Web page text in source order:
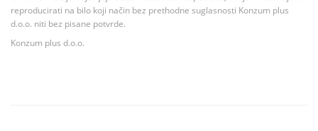
reproducirati na bilo koji način bez prethodne suglasnosti Konzum plus
d.o.o. niti bez pisane potvrde.
Konzum plus d.o.o.